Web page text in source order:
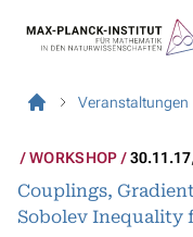
Veranstaltungen
WORKSHOP 30.11.17
Couplings,
Sobolev Inequality